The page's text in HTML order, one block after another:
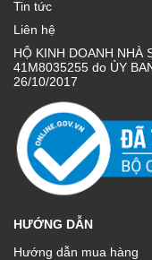
Tin tức
Liên hệ
HỘ KINH DOANH NHÀ
41M8035255 do ỦY
26/10/2017
HƯỚNG DẪN
Hướng dẫn mua hàng